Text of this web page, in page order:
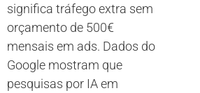
significa tráfego extra sem
orçamento de 500€
mensais em ads. Dados do
Google mostram que
pesquisas por IA em